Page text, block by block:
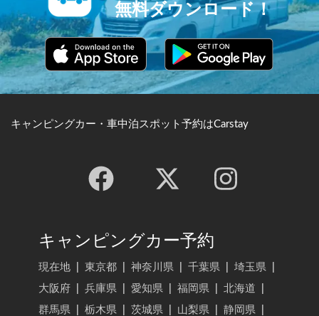
無料ダウンロード！
キャンピングカー・車中泊スポット予約はCarstay
キャンピングカー予約
現在地 東京都 神奈川県 千葉県 埼玉県
大阪府
兵庫県 愛知県 福岡県 北海道
群馬県
栃木県 茨城県 山梨県 静岡県